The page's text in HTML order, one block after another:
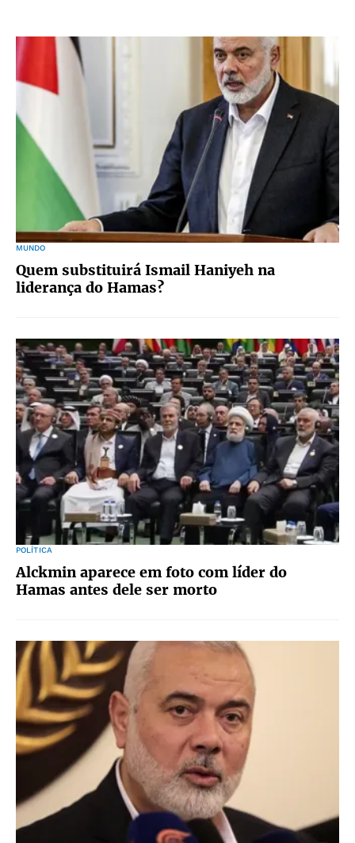
MUNDO
Quem substituirá Ismail Haniyeh na
liderança do Hamas?
POLÍTICA
Alckmin aparece em foto com líder do
Hamas antes dele ser morto